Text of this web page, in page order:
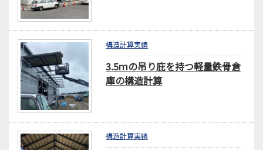
構造計算実績
3.5ｍの吊り庇を持つ軽量鉄骨倉
庫の構造計算
構造計算実績